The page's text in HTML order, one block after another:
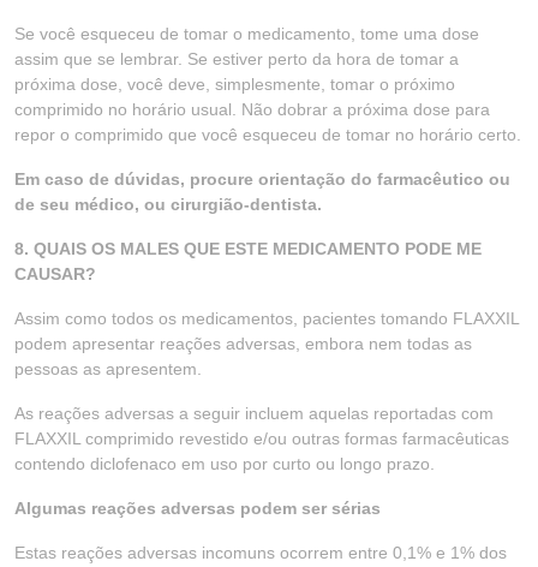
Se você esqueceu de tomar o medicamento, tome uma dose
assim que se lembrar. Se estiver perto da hora de tomar a
próxima dose, você deve, simplesmente, tomar o próximo
comprimido no horário usual. Não dobrar a próxima dose para
repor o comprimido que você esqueceu de tomar no horário certo.
Em caso de dúvidas, procure orientação do farmacêutico ou
de seu médico, ou cirurgião-dentista.
8. QUAIS OS MALES QUE ESTE MEDICAMENTO PODE ME
CAUSAR?
Assim como todos os medicamentos, pacientes tomando FLAXXIL
podem apresentar reações adversas, embora nem todas as
pessoas as apresentem.
As reações adversas a seguir incluem aquelas reportadas com
FLAXXIL comprimido revestido e/ou outras formas farmacêuticas
contendo diclofenaco em uso por curto ou longo prazo.
Algumas reações adversas podem ser sérias
Estas reações adversas incomuns ocorrem entre 0,1% e 1% dos